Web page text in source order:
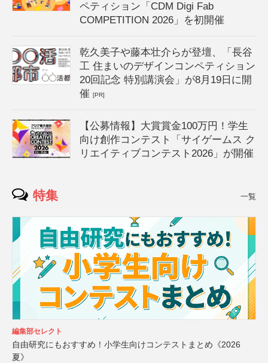
ペティション「CDM Digi Fab
COMPETITION 2026」を初開催
乾久美子や藤本壮介らが登壇、「長谷
工 住まいのデザインコンペティション
20回記念 特別講演会」が8月19日に開
催[PR]
【公募情報】大賞賞金100万円！学生
向け創作コンテスト「サイゲームス ク
リエイティブコンテスト2026」が開催
特集 一覧
編集部セレクト
自由研究にもおすすめ！小学生向けコンテストまとめ《2026
夏》